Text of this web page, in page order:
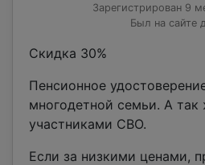
Зарегистрирован 9
Был на сайте
Скидка 30%
Пенсионное
многодетной семьи. А так
участниками СВО.
Если за низкими ценами,